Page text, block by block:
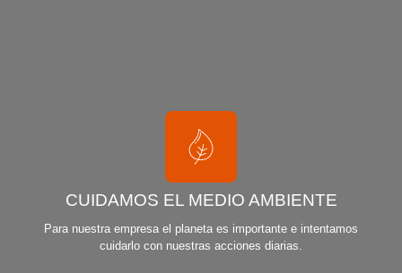
CUIDAMOS EL MEDIO AMBIENTE
Para nuestra empresa el planeta es importante e intentamos
cuidarlo con nuestras acciones diarias.